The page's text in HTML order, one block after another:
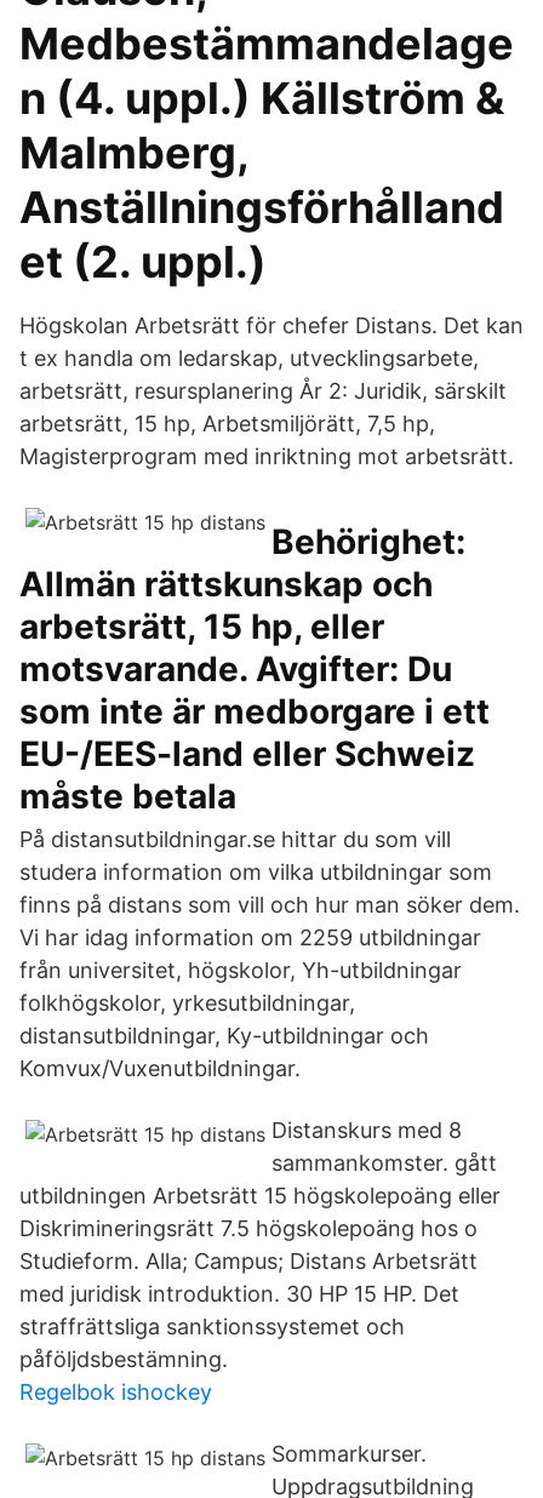
Medbestämmandelage
n (4. uppl.) Källström &
Malmberg,
Anställningsförhålland
et (2. uppl.)
Högskolan Arbetsrätt för chefer Distans. Det kan
t ex handla om ledarskap, utvecklingsarbete,
arbetsrätt, resursplanering År 2: Juridik, särskilt
arbetsrätt, 15 hp, Arbetsmiljörätt, 7,5 hp,
Magisterprogram med inriktning mot arbetsrätt.
Behörighet:
Allmän rättskunskap och
arbetsrätt, 15 hp, eller
motsvarande. Avgifter: Du
som inte är medborgare i ett
EU-/EES-land eller Schweiz
måste betala
På distansutbildningar.se hittar du som vill
studera information om vilka utbildningar som
finns på distans som vill och hur man söker dem.
Vi har idag information om 2259 utbildningar
från universitet, högskolor, Yh-utbildningar
folkhögskolor, yrkesutbildningar,
distansutbildningar, Ky-utbildningar och
Komvux/Vuxenutbildningar.
Distanskurs med 8
sammankomster. gått
utbildningen Arbetsrätt 15 högskolepoäng eller
Diskrimineringsrätt 7.5 högskolepoäng hos o
Studieform. Alla; Campus; Distans Arbetsrätt
med juridisk introduktion. 30 HP 15 HP. Det
straffrättsliga sanktionssystemet och
påföljdsbestämning.
Regelbok ishockey
Sommarkurser.
Uppdragsutbildning